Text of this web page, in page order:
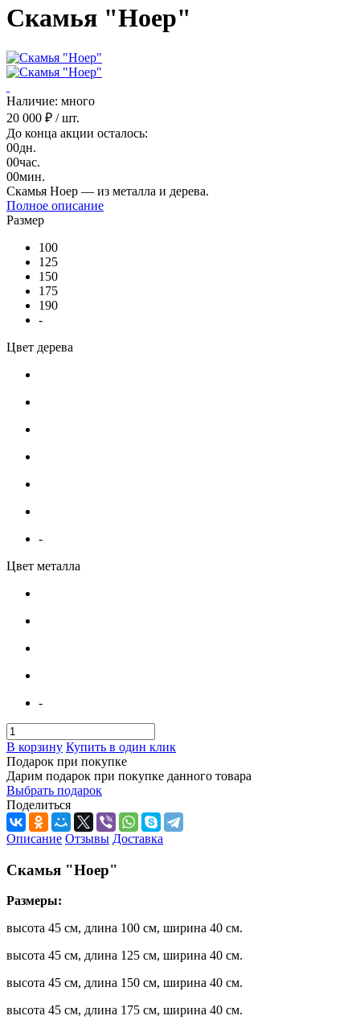
Скамья "Ноер"
Наличие: много
20 000 ₽ / шт.
До конца акции осталось:
00дн.
00час.
00мин.
Скамья Ноер — из металла и дерева.
Полное описание
Размер
100
125
150
175
190
-
Цвет дерева
-
Цвет металла
-
В корзину Купить в один клик
Подарок при покупке
Дарим подарок при покупке данного товара
Выбрать подарок
Поделиться
Описание Отзывы Доставка
Скамья "Ноер"
Размеры:
высота 45 см, длина 100 см, ширина 40 см.
высота 45 см, длина 125 см, ширина 40 см.
высота 45 см, длина 150 см, ширина 40 см.
высота 45 см, длина 175 см, ширина 40 см.